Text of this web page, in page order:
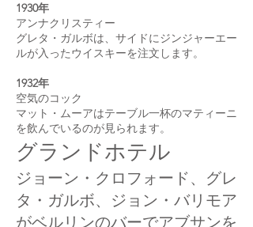
1930年
アンナクリスティー
グレタ・ガルボは、サイドにジンジャーエー
ルが入ったウイスキーを注文します。
1932年
空気のコック
マット・ムーアはテーブル一杯のマティーニ
を飲んでいるのが見られます。
グランドホテル
ジョーン・クロフォード、グレ
タ・ガルボ、ジョン・バリモア
がベルリンのバーでアブサンを